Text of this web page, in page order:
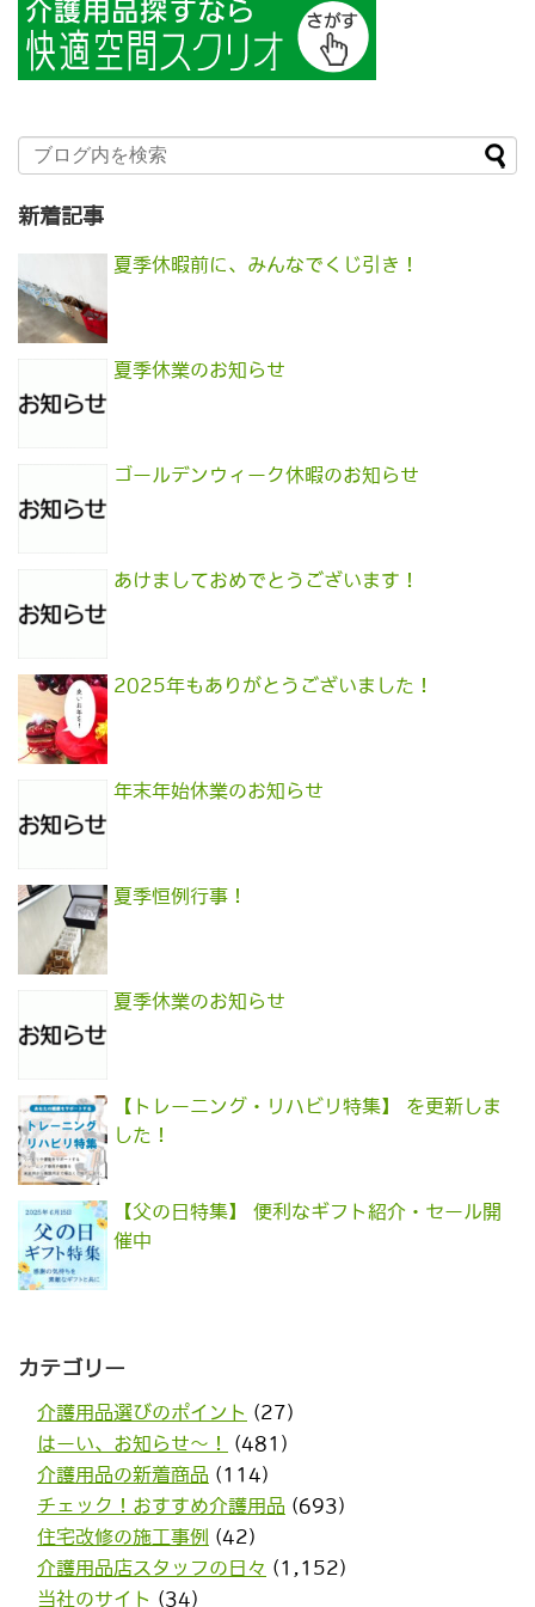
新着記事
夏季休暇前に、みんなでくじ引き！
夏季休業のお知らせ
ゴールデンウィーク休暇のお知らせ
あけましておめでとうございます！
2025年もありがとうございました！
年末年始休業のお知らせ
夏季恒例行事！
夏季休業のお知らせ
【トレーニング・リハビリ特集】 を更新しま
した！
【父の日特集】 便利なギフト紹介・セール開
催中
カテゴリー
介護用品選びのポイント (27)
はーい、お知らせ〜！
(481)
介護用品の新着商品 (114)
チェック！おすすめ介護用品 (693)
住宅改修の施工事例
(42)
介護用品店スタッフの日々 (1,152)
当社のサイト (34)